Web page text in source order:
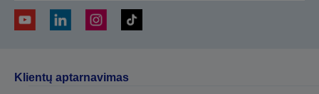
Klientų aptarnavimas